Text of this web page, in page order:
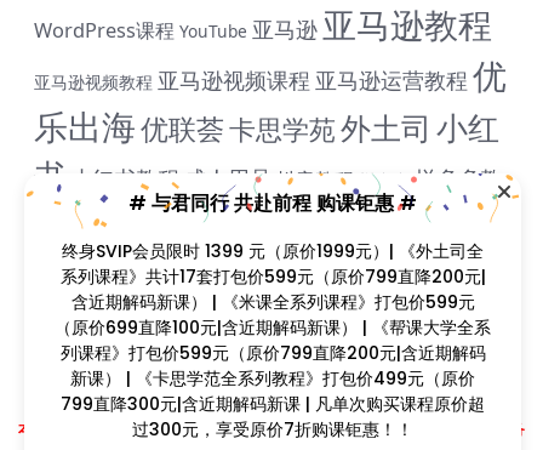
WordPress课程 YouTube 亚马逊 亚马逊教程
亚马逊视频教程 亚马逊视频课程 亚马逊运营教程 优
乐出海优联荟卡思学苑外土司 小红
书 小红书教程 成人用品 抖音教程 拼多多 拼多多教
淘宝教程 米课
谷歌
ADS教程谷歌SEO教程 谷歌SEO课程 谷歌运用教程
境B哥 阿里国际站雨课网雷子教程 颜Sir 飞橙教育
Copyright © 2023找课程网- All rights reserved
本站支持课程资源互换，优质课程资源互换请联系微信在线客服：zkcw598 (备
# 与君同行 共赴前程 购课钜惠 #
终身SVIP会员限时 1399 元（原价1999元）| 《外土司全
系列课程》共计17套打包价599元（原价799直降200元|
含近期解码新课） | 《米课全系列课程》打包价599元
（原价699直降100元|含近期解码新课） | 《帮课大学全系
列课程》打包价599元（原价799直降200元|含近期解码
新课） | 《卡思学范全系列教程》打包价499元（原价
799直降300元|含近期解码新课 | 凡单次购买课程原价超
过300元，享受原价7折购课钜惠！！